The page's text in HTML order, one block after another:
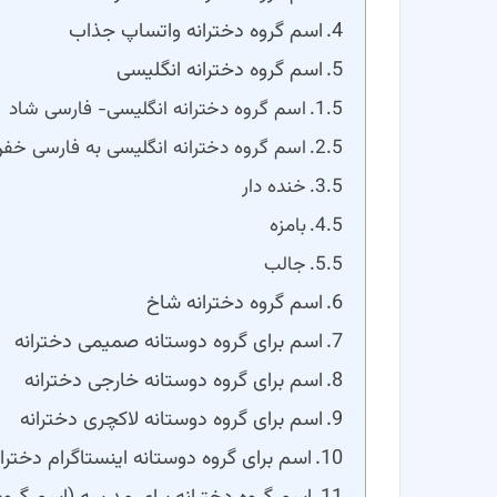
اسم گروه دخترانه واتساپ جذاب
اسم گروه دخترانه انگلیسی
اسم گروه دخترانه انگلیسی- فارسی شاد
اسم گروه دخترانه انگلیسی به فارسی
خنده دار
بامزه
جالب
اسم گروه دخترانه شاخ
اسم برای گروه دوستانه صمیمی دخترانه
اسم برای گروه دوستانه خارجی دخترانه
اسم برای گروه دوستانه لاکچری دخترانه
اسم برای گروه دوستانه اینستاگرام